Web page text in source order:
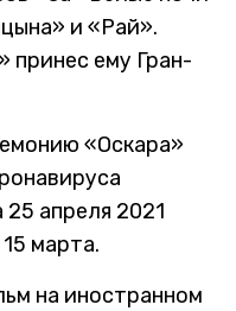
и «Рай».
принес ему Гран-
«Оскара»
апреля 2021
марта.
на иностранном